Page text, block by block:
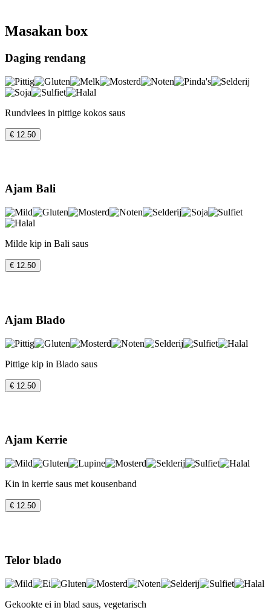
Masakan box
Daging rendang
Rundvlees in pittige kokos saus
€ 12.50
Ajam Bali
Milde kip in Bali saus
€ 12.50
Ajam Blado
Pittige kip in Blado saus
€ 12.50
Ajam Kerrie
Kin in kerrie saus met kousenband
€ 12.50
Telor blado
Gekookte ei in blad saus, vegetarisch